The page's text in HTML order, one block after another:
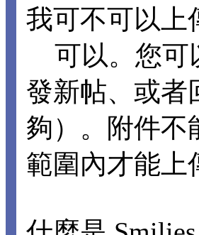
我可不可以上
可以。您可
發新帖、或者
夠）。附件不
範圍內才能上